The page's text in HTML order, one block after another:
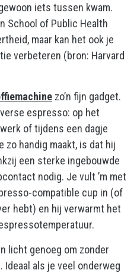
iets tussen kwam.
School of Public Health
maar kan het ook je
verbeteren (bron: Harvard
zo’n fijn gadget.
espresso: op het
of tijdens een dagje
zo handig maakt, is dat hij
een sterke ingebouwde
nodig. Je vult ’m met
compatible cup in (of
hebt) en hij verwarmt het
licht genoeg om zonder
Ideaal als je veel onderweg